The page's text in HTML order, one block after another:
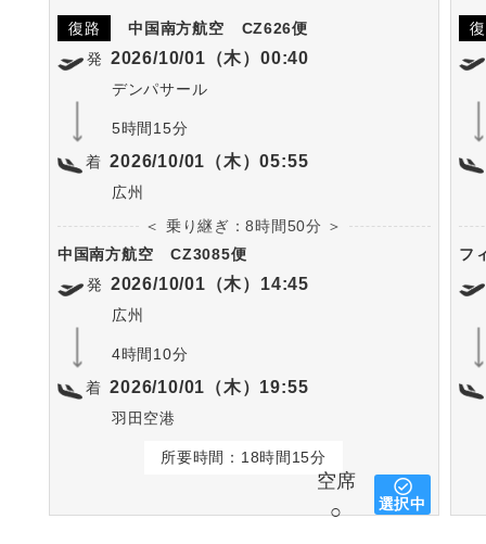
復路 中国南方航空
CZ626便
発 2026/10/01（木）00:40
デンパサール
5時間15分
着 2026/10/01（木）05:55
広州
＜ 乗り継ぎ：8時間50分 ＞
中国南方航空
CZ3085便
発 2026/10/01（木）14:45
広州
4時間10分
着 2026/10/01（木）19:55
羽田空港
所要時間：18時間15分
空席
○
選択中
フ